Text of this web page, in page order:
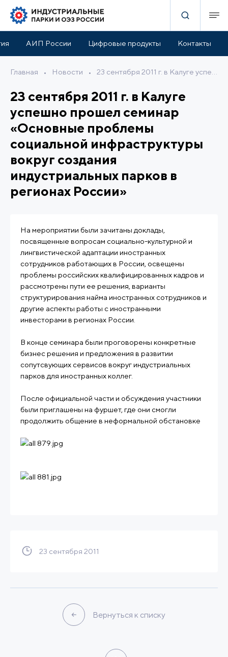
АИП России Цифровые продукты Контакты
Главная • Новости •
23 сентября 2011 г. в Калуге
успешно прошел семинар
«Основные проблемы
социальной инфраструктуры
вокруг создания
индустриальных парков в
регионах России»
На мероприятии были зачитаны доклады,
посвященные вопросам социально-культурной и
лингвистической адаптации иностранных
сотрудников работающих в России, освещены
проблемы российских квалифицированных кадров и
рассмотрены пути ее решения, варианты
структурирования найма иностранных сотрудников и
другие аспекты работы с иностранными
инвесторами в регионах России.
В конце семинара были проговорены конкретные
бизнес решения и предложения в развитии
сопутсвующих сервисов вокруг индустриальных
парков для иностранных коллег.
После официальной части и обсуждения участники
были приглашены на фуршет, где они смогли
продолжить общение в неформальной обстановке
23 сентября 2011
Вернуться к списку